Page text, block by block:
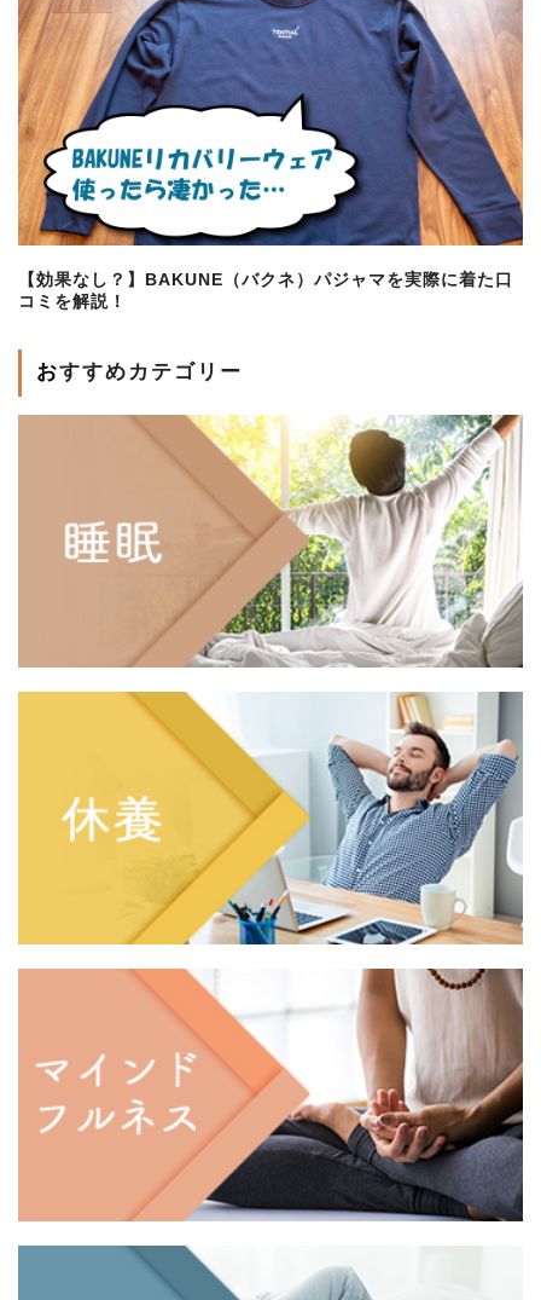
【効果なし？】BAKUNE（バクネ）パジャマを実際に着た口
コミを解説！
おすすめカテゴリー